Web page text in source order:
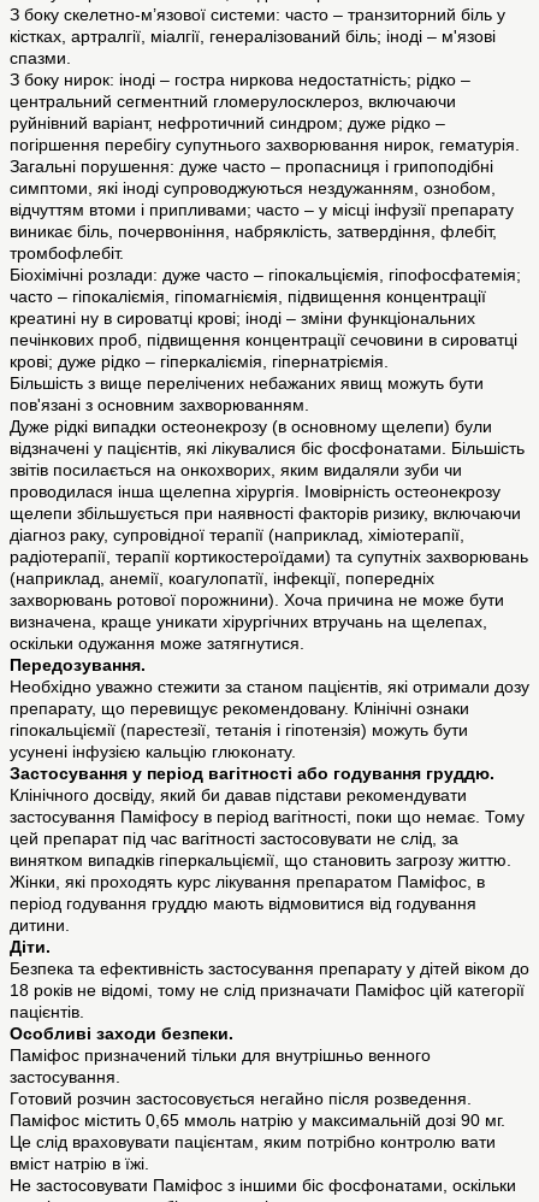
З боку скелетно-м’язової системи: часто – транзиторний біль у
кістках, артралгії, міалгії, генералізований біль; іноді – м'язові
спазми.
З боку нирок: іноді – гостра ниркова недостатність; рідко –
центральний сегментний гломерулосклероз, включаючи
руйнівний варіант, нефротичний синдром; дуже рідко –
погіршення перебігу супутнього захворювання нирок, гематурія.
Загальні порушення: дуже часто – пропасниця і грипоподібні
симптоми, які іноді супроводжуються нездужанням, ознобом,
відчуттям втоми і припливами; часто – у місці інфузії препарату
виникає біль, почервоніння, набряклість, затвердіння, флебіт,
тромбофлебіт.
Біохімічні розлади: дуже часто – гіпокальціємія, гіпофосфатемія;
часто – гіпокаліємія, гіпомагніємія, підвищення концентрації
креатині ну в сироватці крові; іноді – зміни функціональних
печінкових проб, підвищення концентрації сечовини в сироватці
крові; дуже рідко – гіперкаліємія, гіпернатріємія.
Більшість з вище перелічених небажаних явищ можуть бути
пов'язані з основним захворюванням.
Дуже рідкі випадки остеонекрозу (в основному щелепи) були
відзначені у пацієнтів, які лікувалися біс фосфонатами. Більшість
звітів посилається на онкохворих, яким видаляли зуби чи
проводилася інша щелепна хірургія. Імовірність остеонекрозу
щелепи збільшується при наявності факторів ризику, включаючи
діагноз раку, супровідної терапії (наприклад, хіміотерапії,
радіотерапії, терапії кортикостероїдами) та супутніх захворювань
(наприклад, анемії, коагулопатії, інфекції, попередніх
захворювань ротової порожнини). Хоча причина не може бути
визначена, краще уникати хірургічних втручань на щелепах,
оскільки одужання може затягнутися.
Передозування.
Необхідно уважно стежити за станом пацієнтів, які отримали дозу
препарату, що перевищує рекомендовану. Клінічні ознаки
гіпокальціємії (парестезії, тетанія і гіпотензія) можуть бути
усунені інфузією кальцію глюконату.
Застосування у період вагітності або годування груддю.
Клінічного досвіду, який би давав підстави рекомендувати
застосування Паміфосу в період вагітності, поки що немає. Тому
цей препарат під час вагітності застосовувати не слід, за
винятком випадків гіперкальціємії, що становить загрозу життю.
Жінки, які проходять курс лікування препаратом Паміфос, в
період годування груддю мають відмовитися від годування
дитини.
Діти.
Безпека та ефективність застосування препарату у дітей віком до
18 років не відомі, тому не слід призначати Паміфос цій категорії
пацієнтів.
Особливі заходи безпеки.
Паміфос призначений тільки для внутрішньо венного
застосування.
Готовий розчин застосовується негайно після розведення.
Паміфос містить 0,65 ммоль натрію у максимальній дозі 90 мг.
Це слід враховувати пацієнтам, яким потрібно контролю вати
вміст натрію в їжі.
Не застосовувати Паміфос з іншими біс фосфонатами, оскільки